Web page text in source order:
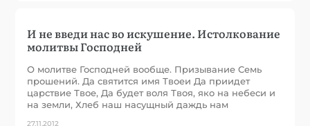
И не введи нас во искушение. Истолкование
молитвы Господней
О молитве Господней вообще. Призывание Семь
прошений. Да святится имя Твоеи Да приидет
царствие Твое, Да будет воля Твоя, яко на небеси и
на земли, Хлеб наш насущный даждь нам
27.11.2012